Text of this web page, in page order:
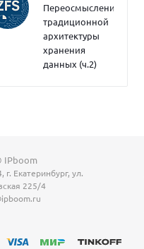
Переосмысление
традиционной
архитектуры
хранения
данных (ч.2)
IPboom
г. Екатеринбург, ул.
225/4